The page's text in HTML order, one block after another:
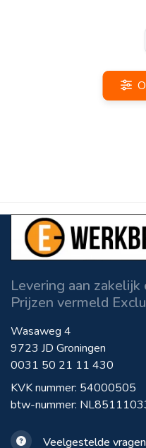
Levering aan zakelijk
Prijzen vermeld
Wasaweg 4
9723 JD Groningen
0031 50 21 11 430
KVK nummer: 54000505
btw-nummer:
Veelgestelde vragen